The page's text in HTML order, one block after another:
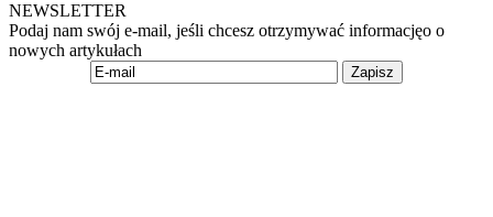
NEWSLETTER
Podaj nam swój e-mail, jeśli chcesz otrzymywać informacjęo o
nowych artykułach
Zapisz